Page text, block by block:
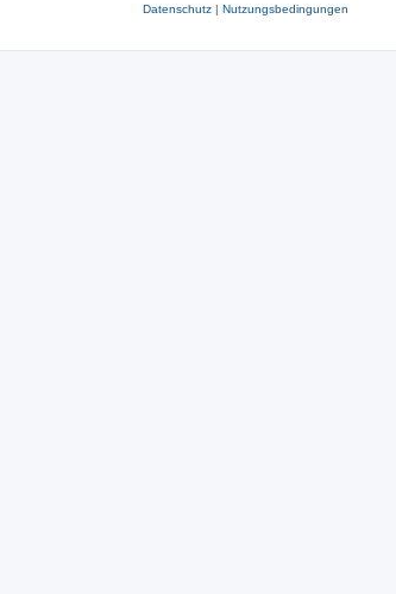
Datenschutz| Nutzungsbedingungen